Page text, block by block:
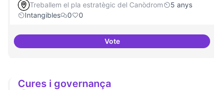
Treballem el pla estratègic del Canòdrom
5 anys
Intangibles
0 0
VoteUn espai d'utopies
Cures i governança